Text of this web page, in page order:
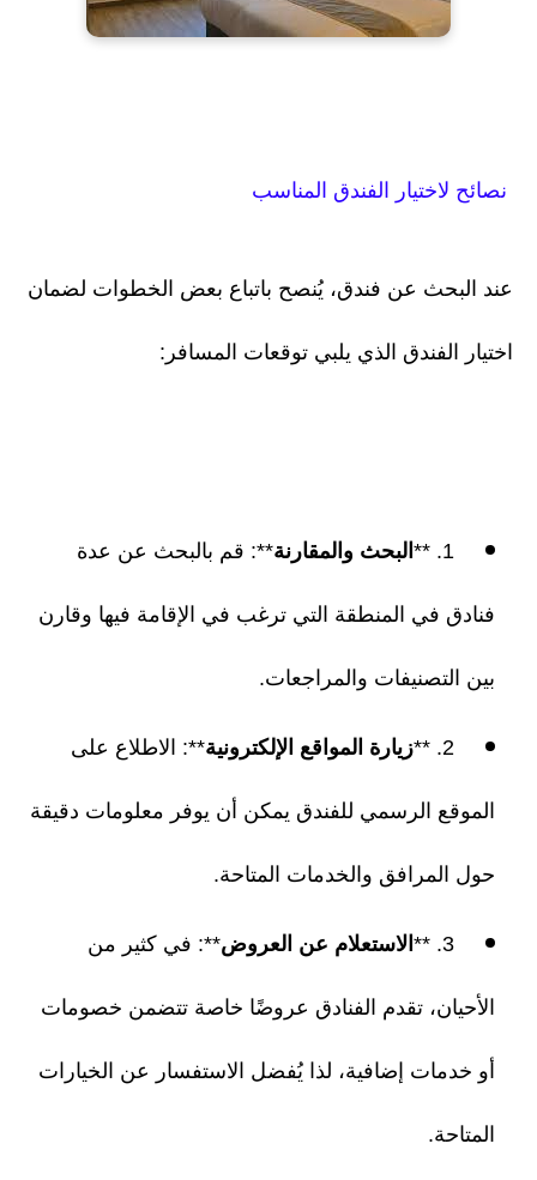
نصائح لاختيار الفندق المناسب
عند البحث عن فندق، يُنصح باتباع بعض الخطوات لضمان
اختيار الفندق الذي يلبي توقعات المسافر:
1. ** البحث والمقارنة**: قم بالبحث عن عدة
فنادق في المنطقة التي ترغب في الإقامة فيها وقارن
بين التصنيفات والمراجعات.
2. ** زيارة المواقع الإلكترونية**: الاطلاع على
الموقع الرسمي للفندق يمكن أن يوفر معلومات دقيقة
حول المرافق والخدمات المتاحة.
3. ** الاستعلام عن العروض**: في كثير من
الأحيان، تقدم الفنادق عروضًا خاصة تتضمن خصومات
أو خدمات إضافية، لذا يُفضل الاستفسار عن الخيارات
المتاحة.